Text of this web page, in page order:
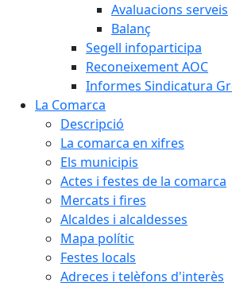
Avaluacions serveis
Balanç
Segell infoparticipa
Reconeixement AOC
Informes Sindicatura
La Comarca
Descripció
La comarca en xifres
Els municipis
Actes i festes de la comarca
Mercats i fires
Alcaldes i alcaldesses
Mapa polític
Festes locals
Adreces i telèfons d'interès